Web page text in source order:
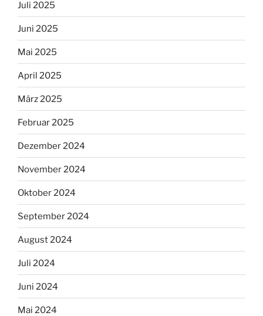
Juli 2025
Juni 2025
Mai 2025
April 2025
März 2025
Februar 2025
Dezember 2024
November 2024
Oktober 2024
September 2024
August 2024
Juli 2024
Juni 2024
Mai 2024